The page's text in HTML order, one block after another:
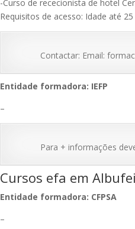
-Curso de rececionista de hotel
Requisitos de acesso: Idade até
Contactar: Email:
Entidade formadora: IEFP
–
Para + informações
Cursos efa em
Entidade formadora: CFPSA
–